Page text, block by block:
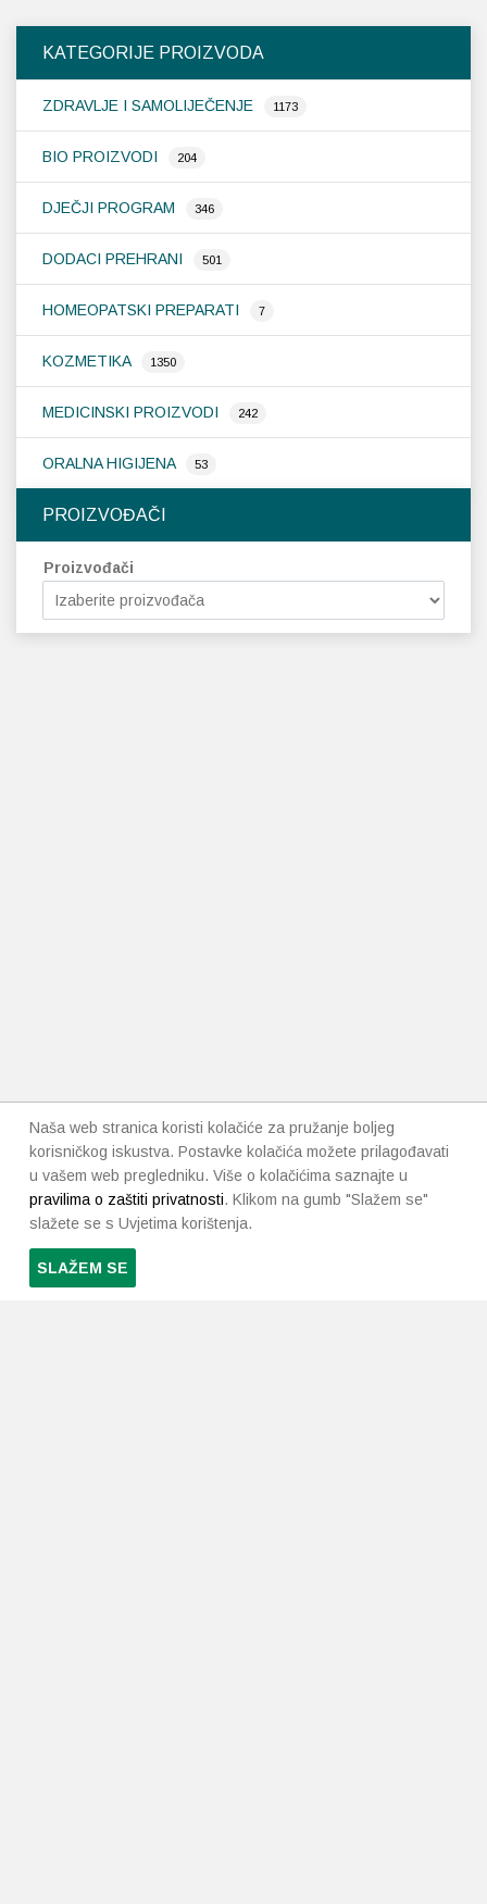
KATEGORIJE PROIZVODA
ZDRAVLJE I SAMOLIJEČENJE 1173
BIO PROIZVODI 204
DJEČJI PROGRAM 346
DODACI PREHRANI 501
HOMEOPATSKI PREPARATI 7
KOZMETIKA 1350
MEDICINSKI PROIZVODI 242
ORALNA HIGIJENA 53
PROIZVOĐAČI
Proizvođači
Naša web stranica koristi kolačiće za pružanje boljeg
korisničkog iskustva. Postavke kolačića možete prilagođavati
u vašem web pregledniku. Više o kolačićima saznajte u
pravilima o zaštiti privatnosti. Klikom na gumb "Slažem se"
slažete se s Uvjetima korištenja.
SLAŽEM SE